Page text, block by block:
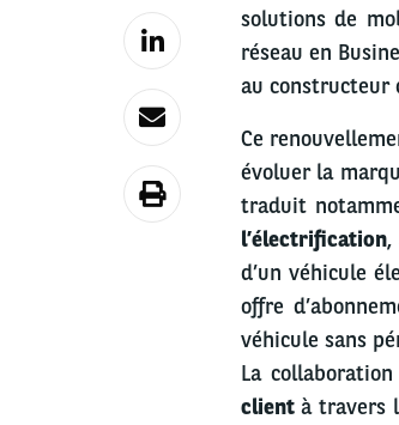
solutions de
réseau en
au constructeur
Ce
évoluer la
traduit
l’électrification,
d’un véhicule
offre
véhicule sans
La
clientà travers